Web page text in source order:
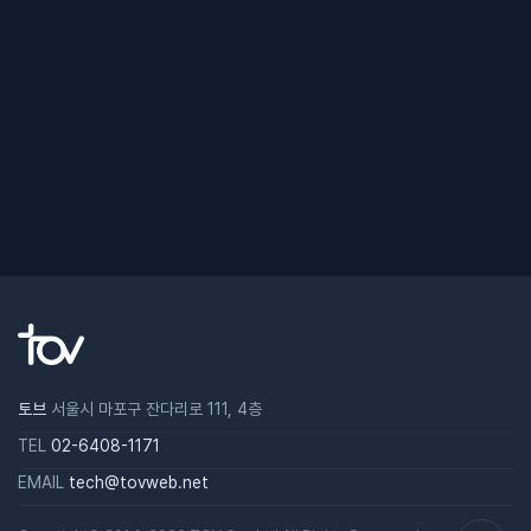
토브 서울시 마포구 잔다리로 111, 4층
TEL 02-6408-1171
EMAIL tech@tovweb.net